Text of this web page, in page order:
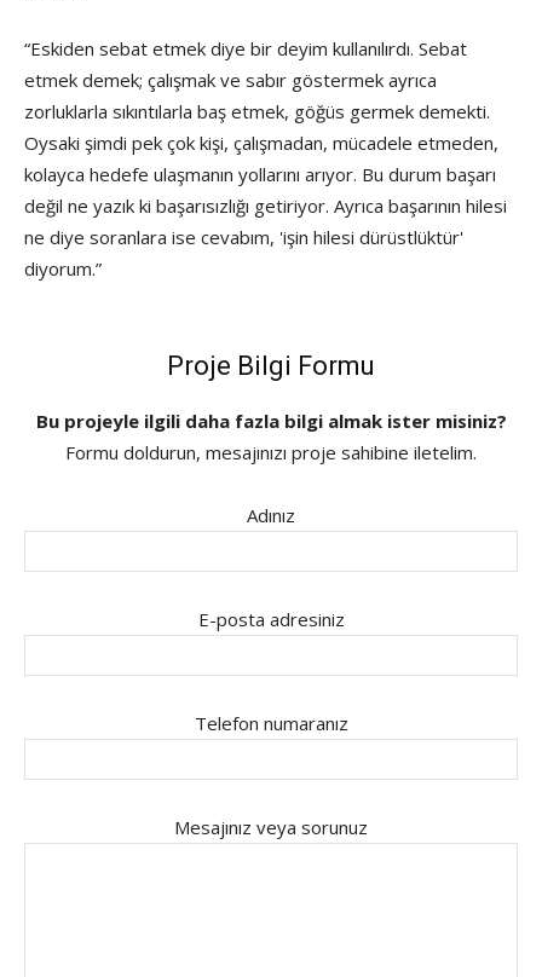
“Eskiden sebat etmek diye bir deyim kullanılırdı. Sebat
etmek demek; çalışmak ve sabır göstermek ayrıca
zorluklarla sıkıntılarla baş etmek, göğüs germek demekti.
Oysaki şimdi pek çok kişi, çalışmadan, mücadele etmeden,
kolayca hedefe ulaşmanın yollarını arıyor. Bu durum başarı
değil ne yazık ki başarısızlığı getiriyor. Ayrıca başarının hilesi
ne diye soranlara ise cevabım, 'işin hilesi dürüstlüktür'
diyorum.”
Proje Bilgi Formu
Bu projeyle ilgili daha fazla bilgi almak ister misiniz?
Formu doldurun, mesajınızı proje sahibine iletelim.
Adınız
E-posta adresiniz
Telefon numaranız
Mesajınız veya sorunuz